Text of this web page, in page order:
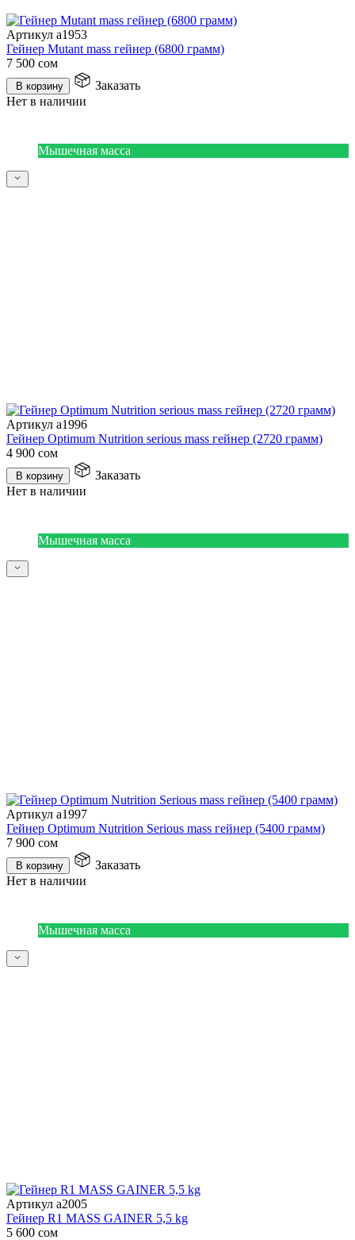
Артикул a1953
Гейнер Mutant mass гейнер (6800 грамм)
7 500 сом
В корзину
Заказать
Нет в наличии
Мышечная масса
Артикул a1996
Гейнер Optimum Nutrition serious mass гейнер (2720 грамм)
4 900 сом
В корзину
Заказать
Нет в наличии
Мышечная масса
Артикул a1997
Гейнер Optimum Nutrition Serious mass гейнер (5400 грамм)
7 900 сом
В корзину
Заказать
Нет в наличии
Мышечная масса
Артикул a2005
Гейнер R1 MASS GAINER 5,5 kg
5 600 сом